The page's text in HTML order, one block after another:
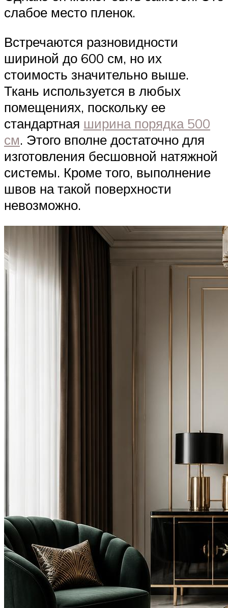
слабое место пленок.
Встречаются разновидности
шириной до 600 см, но их
стоимость значительно выше.
Ткань используется в любых
помещениях, поскольку ее
стандартная ширина порядка 500
см. Этого вполне достаточно для
изготовления бесшовной натяжной
системы. Кроме того, выполнение
швов на такой поверхности
невозможно.